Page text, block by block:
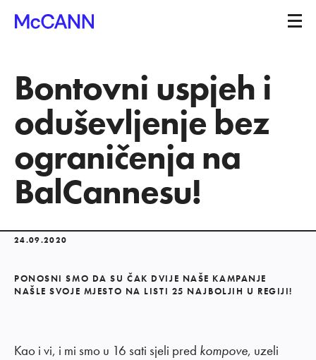
Bontovni uspjeh i
oduševljenje bez
ograničenja na
BalCannesu!
24.09.2020
PONOSNI SMO DA SU ČAK DVIJE NAŠE KAMPANJE
NAŠLE SVOJE MJESTO NA LISTI 25 NAJBOLJIH U REGIJI!
Kao i vi, i mi smo u 16 sati sjeli pred kompove, uzeli